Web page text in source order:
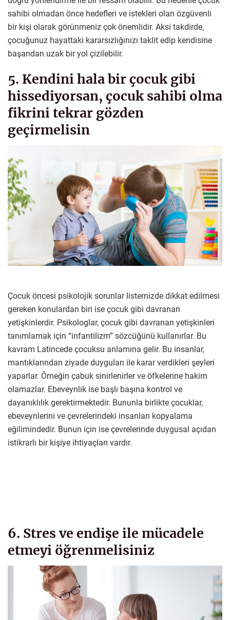
sahibi olmadan önce hedefleri ve istekleri olan özgüvenli
bir kişi olarak görünmeniz çok önemlidir. Aksi takdirde,
çocuğunuz hayattaki kararsızlığınızı taklit edip kendisine
başarıdan uzak bir yol çizilebilir.
5. Kendini hala bir çocuk gibi
hissediyorsan, çocuk sahibi olma
fikrini tekrar gözden
geçirmelisin
Çocuk öncesi psikolojik sorunlar listemizde dikkat edilmesi
gereken konulardan biri ise çocuk gibi davranan
yetişkinlerdir. Psikologlar, çocuk gibi davranan yetişkinleri
tanımlamak için “infantilizm” sözcüğünü kullanırlar. Bu
kavram Latincede çocuksu anlamına gelir. Bu insanlar,
mantıklarından ziyade duyguları ile karar verdikleri şeyleri
yaparlar. Örneğin çabuk sinirlenirler ve öfkelerine hakim
olamazlar. Ebeveynlik ise başlı başına kontrol ve
dayanıklılık gerektirmektedir. Bununla birlikte çocuklar,
ebeveynlerini ve çevrelerindeki insanları kopyalama
eğilimindedir. Bunun için ise çevrelerinde duygusal açıdan
istikrarlı bir kişiye ihtiyaçları vardır.
6. Stres ve endişe ile mücadele
etmeyi öğrenmelisiniz